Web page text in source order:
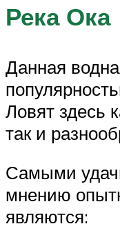
Река Ока
Данная
Ловят здесь
так и
Самыми
мнению
являются: